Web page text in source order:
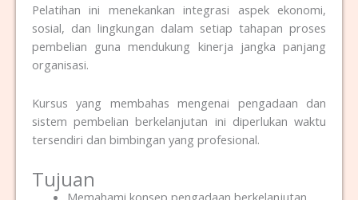
Pelatihan ini menekankan integrasi aspek ekonomi,
sosial, dan lingkungan dalam setiap tahapan proses
pembelian guna mendukung kinerja jangka panjang
organisasi.
Kursus yang membahas mengenai pengadaan dan
sistem pembelian berkelanjutan ini diperlukan waktu
tersendiri dan bimbingan yang profesional.
Tujuan
Memahami konsep pengadaan berkelanjutan